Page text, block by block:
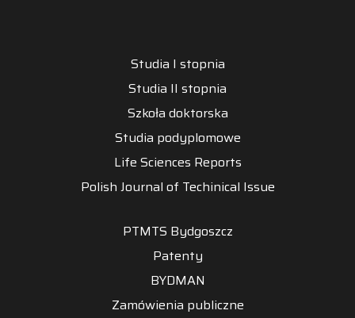
Studia I stopnia
Studia II stopnia
Szkoła doktorska
Studia podyplomowe
Life Sciences Reports
Polish Journal of Techinical Issue
PTMTS Bydgoszcz
Patenty
BYDMAN
Zamówienia publiczne